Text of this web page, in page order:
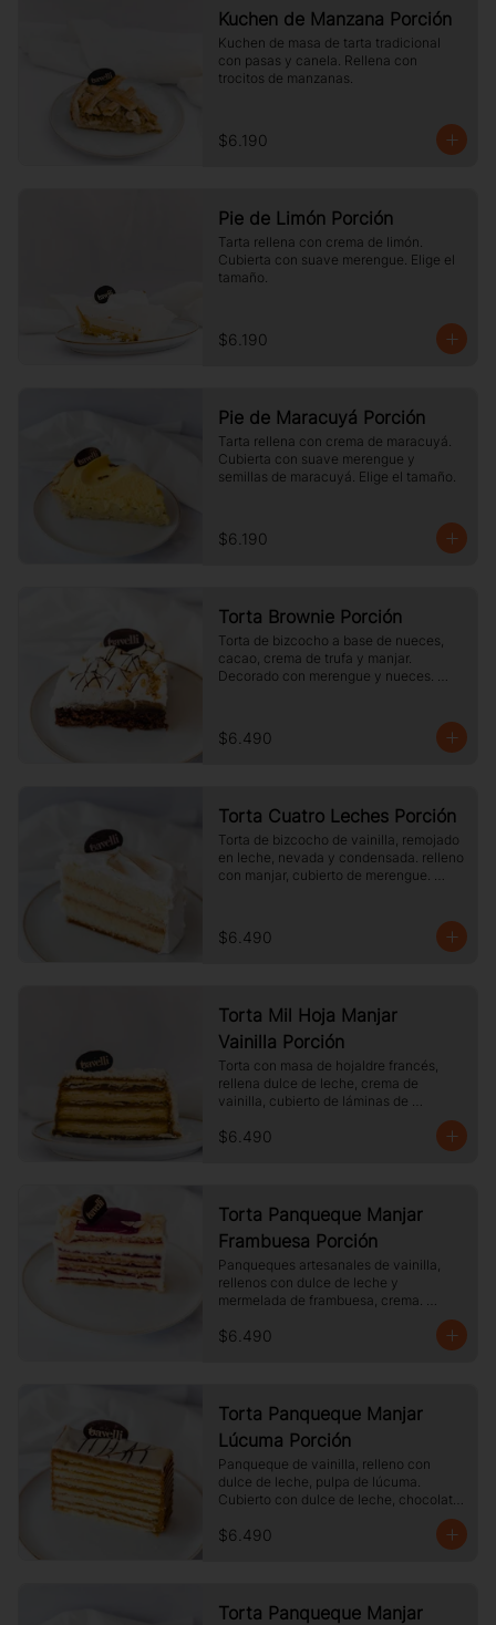
Kuchen de Manzana Porción
Kuchen de masa de tarta tradicional
con pasas y canela. Rellena con
trocitos de manzanas.
$6.190
Pie de Limón Porción
Tarta rellena con crema de limón.
Cubierta con suave merengue. Elige el
tamaño.
$6.190
Pie de Maracuyá Porción
Tarta rellena con crema de maracuyá.
Cubierta con suave merengue y
semillas de maracuyá. Elige el tamaño.
$6.190
Torta Brownie Porción
Torta de bizcocho a base de nueces,
cacao, crema de trufa y manjar.
Decorado con merengue y nueces.
$6.490
Torta Cuatro Leches Porción
Torta de bizcocho de vainilla, remojado
en leche, nevada y condensada. relleno
con manjar, cubierto de merengue.
$6.490
Torta Mil Hoja Manjar
Vainilla Porción
Torta con masa de hojaldre francés,
rellena dulce de leche, crema de
vainilla, cubierto de láminas de
$6.490
Torta Panqueque Manjar
Frambuesa Porción
Panqueques artesanales de vainilla,
rellenos con dulce de leche y
mermelada de frambuesa, crema.
almendras laminadas tostadas.
$6.490
Torta Panqueque Manjar
Lúcuma Porción
Panqueque de vainilla, relleno con
dulce de leche, pulpa de lúcuma.
Cubierto con dulce de leche, chocolate
$6.490
Torta Panqueque Manjar